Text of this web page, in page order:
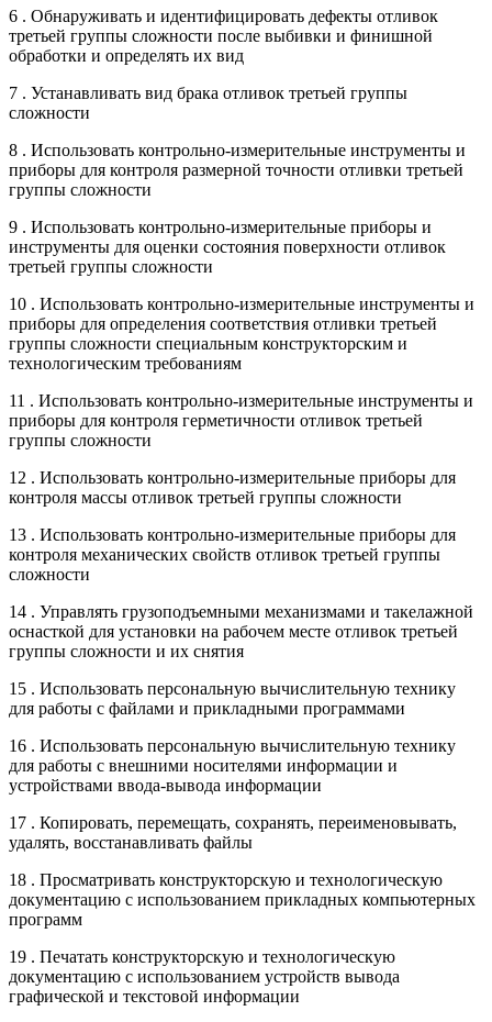
6 . Обнаруживать и идентифицировать дефекты отливок
третьей группы сложности после выбивки и финишной
обработки и определять их вид
7 . Устанавливать вид брака отливок третьей группы
сложности
8 . Использовать контрольно-измерительные инструменты и
приборы для контроля размерной точности отливки третьей
группы сложности
9 . Использовать контрольно-измерительные приборы и
инструменты для оценки состояния поверхности отливок
третьей группы сложности
10 . Использовать контрольно-измерительные инструменты и
приборы для определения соответствия отливки третьей
группы сложности специальным конструкторским и
технологическим требованиям
11 . Использовать контрольно-измерительные инструменты и
приборы для контроля герметичности отливок третьей
группы сложности
12 . Использовать контрольно-измерительные приборы для
контроля массы отливок третьей группы сложности
13 . Использовать контрольно-измерительные приборы для
контроля механических свойств отливок третьей группы
сложности
14 . Управлять грузоподъемными механизмами и такелажной
оснасткой для установки на рабочем месте отливок третьей
группы сложности и их снятия
15 . Использовать персональную вычислительную технику
для работы с файлами и прикладными программами
16 . Использовать персональную вычислительную технику
для работы с внешними носителями информации и
устройствами ввода-вывода информации
17 . Копировать, перемещать, сохранять, переименовывать,
удалять, восстанавливать файлы
18 . Просматривать конструкторскую и технологическую
документацию с использованием прикладных компьютерных
программ
19 . Печатать конструкторскую и технологическую
документацию с использованием устройств вывода
графической и текстовой информации